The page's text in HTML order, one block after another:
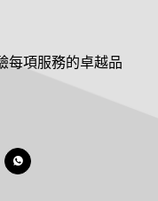
每項服務的卓越品